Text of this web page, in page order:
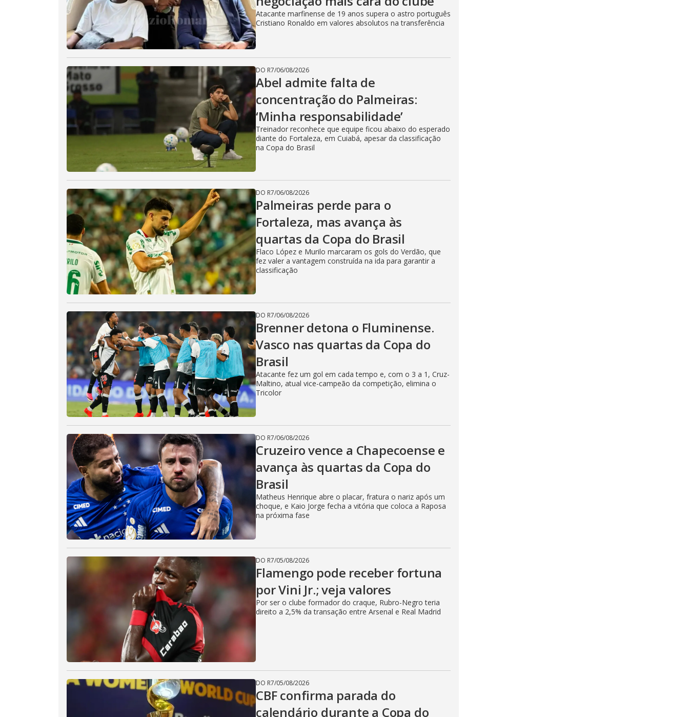
Atacante marfinense de 19 anos supera o astro português
Cristiano Ronaldo em valores absolutos na transferência
DO R7/06/08/2026
Abel admite falta de
concentração do Palmeiras:
‘Minha responsabilidade’
Treinador reconhece que equipe ficou abaixo do esperado
diante do Fortaleza, em Cuiabá, apesar da classificação
na Copa do Brasil
DO R7/06/08/2026
Palmeiras perde para o
Fortaleza, mas avança às
quartas da Copa do Brasil
Flaco López e Murilo marcaram os gols do Verdão, que
fez valer a vantagem construída na ida para garantir a
classificação
DO R7/06/08/2026
Brenner detona o Fluminense.
Vasco nas quartas da Copa do
Brasil
Atacante fez um gol em cada tempo e, com o 3 a 1, Cruz-
Maltino, atual vice-campeão da competição, elimina o
Tricolor
DO R7/06/08/2026
Cruzeiro vence a Chapecoense e
avança às quartas da Copa do
Brasil
Matheus Henrique abre o placar, fratura o nariz após um
choque, e Kaio Jorge fecha a vitória que coloca a Raposa
na próxima fase
DO R7/05/08/2026
Flamengo pode receber fortuna
por Vini Jr.; veja valores
Por ser o clube formador do craque, Rubro-Negro teria
direito a 2,5% da transação entre Arsenal e Real Madrid
DO R7/05/08/2026
CBF confirma parada do
calendário durante a Copa do